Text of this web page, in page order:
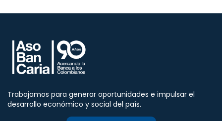
Trabajamos para generar oportunidades e impulsar el
desarrollo económico y social del país.